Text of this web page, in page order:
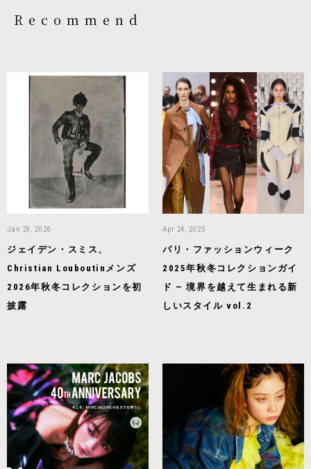
Recommend
Jan 29, 2026
ジェイデン・スミス、
Christian Louboutinメンズ
2026年秋冬コレクションを初
披露
Apr 24, 2025
パリ・ファッションウィーク
2025年秋冬コレクションガイ
ド — 境界を越えて生まれる新
しいスタイル vol.2